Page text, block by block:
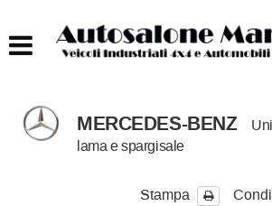
AUTOCARRI OLTRE 75TMERCEDES-BENZ
lama e spargisale
Stampa